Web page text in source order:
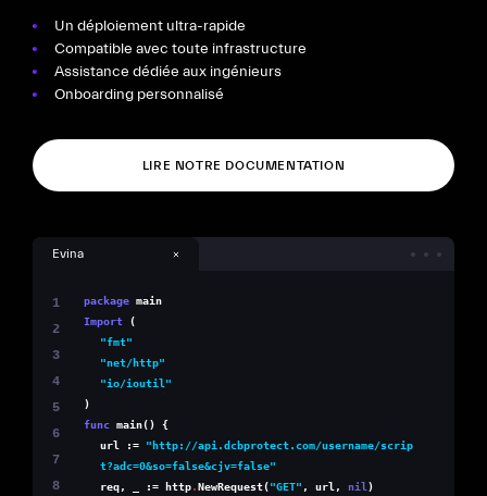
Un déploiement ultra-rapide
Compatible avec toute infrastructure
Assistance dédiée aux ingénieurs
Onboarding personnalisé
LIRE NOTRE DOCUMENTATION
Evina
1
2
3
4
5
6
7
8
package main
Import (
"fmt"
"net/http"
"io/ioutil"
)
func main() {
url := "http://api.dcbprotect.com/username/scrip
t?adc=0&so=false&cjv=false"
req, _ := http.NewRequest("GET" , url, nil )